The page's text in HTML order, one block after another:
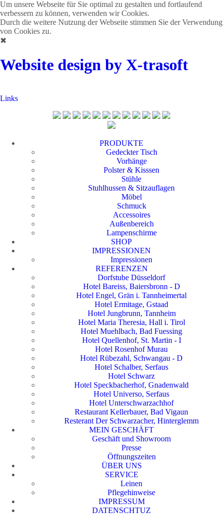
Um unsere Webseite für Sie optimal zu gestalten und fortlaufend
verbessern zu können, verwenden wir Cookies.
Durch die weitere Nutzung der Webseite stimmen Sie der Verwendung
von Cookies zu.
✖
Website design by X-trasoft
Links
PRODUKTE
Gedeckter Tisch
Vorhänge
Polster & Kisssen
Stühle
Stuhlhussen & Sitzauflagen
Möbel
Schmuck
Accessoires
Außenbereich
Lampenschirme
SHOP
IMPRESSIONEN
Impressionen
REFERENZEN
Dorfstube Düsseldorf
Hotel Bareiss, Baiersbronn - D
Hotel Engel, Grän i. Tannheimertal
Hotel Ermitage, Gstaad
Hotel Jungbrunn, Tannheim
Hotel Maria Theresia, Hall i. Tirol
Hotel Muehlbach, Bad Fuessing
Hotel Quellenhof, St. Martin - I
Hotel Rosenhof Murau
Hotel Rübezahl, Schwangau - D
Hotel Schalber, Serfaus
Hotel Schwarz
Hotel Speckbacherhof, Gnadenwald
Hotel Universo, Serfaus
Hotel Unterschwarzachhof
Restaurant Kellerbauer, Bad Vigaun
Resterant Der Schwarzacher, Hinterglemm
MEIN GESCHÄFT
Geschäft und Showroom
Presse
Öffnungszeiten
ÜBER UNS
SERVICE
Leinen
Pflegehinweise
IMPRESSUM
DATENSCHTUZ